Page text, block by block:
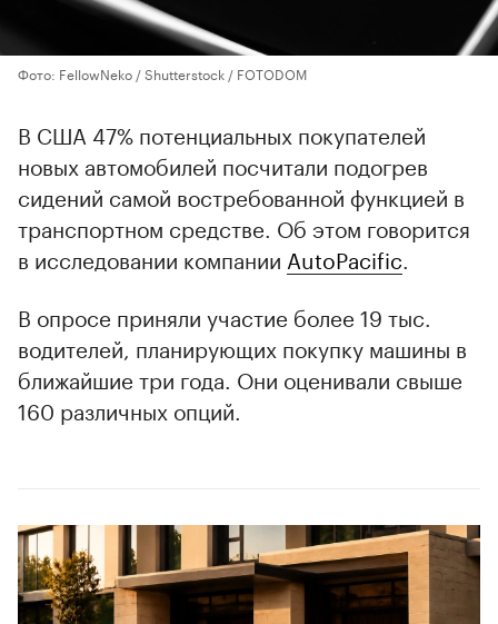
Фото: FellowNeko / Shutterstock / FOTODOM
В США 47% потенциальных покупателей
новых автомобилей посчитали подогрев
сидений самой востребованной функцией в
транспортном средстве. Об этом говорится
в исследовании компании AutoPacific.
В опросе приняли участие более 19 тыс.
водителей, планирующих покупку машины в
ближайшие три года. Они оценивали свыше
160 различных опций.